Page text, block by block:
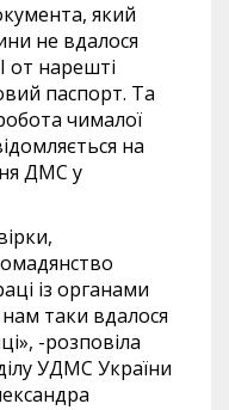
який
не вдалося
от нарешті
паспорт. Та
чималої
на
ДМС у
із органами
таки вдалося
-розповіла
УДМС України